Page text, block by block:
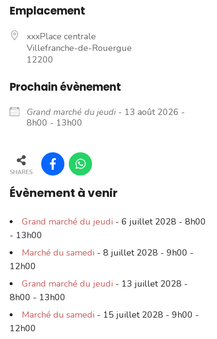
Emplacement
xxxPlace centrale
Villefranche-de-Rouergue
12200
Prochain évènement
Grand marché du jeudi - 13 août 2026 -
8h00 - 13h00
SHARES
Évènement à venir
Grand marché du jeudi - 6 juillet 2028 - 8h00
- 13h00
Marché du samedi - 8 juillet 2028 - 9h00 -
12h00
Grand marché du jeudi - 13 juillet 2028 -
8h00 - 13h00
Marché du samedi - 15 juillet 2028 - 9h00 -
12h00